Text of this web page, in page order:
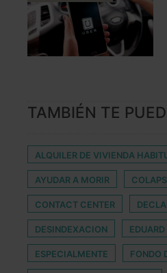
TAMBIÉN TE
ALQUILER DE VIVIENDA
AYUDAR A MORIR
CONTACT CENTER
DESINDEXACION
ESPECIALMENTE FONDO